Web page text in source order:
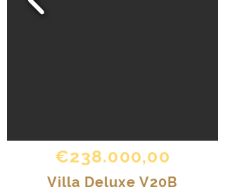
€238.000,00
Villa Deluxe V20B